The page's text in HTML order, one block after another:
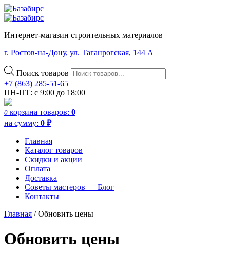
Интернет-магазин строительных материалов
г. Ростов-на-Дону, ул. Таганрогская, 144 А
Поиск товаров
+7 (863) 285-51-65
ПН-ПТ: с 9:00 до 18:00
0 корзина товаров: 0
на сумму: 0 ₽
Главная
Каталог товаров
Скидки и акции
Оплата
Доставка
Советы мастеров — Блог
Контакты
Главная /Обновить цены
Обновить цены